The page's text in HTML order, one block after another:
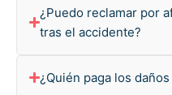
¿Puedo reclamar por
tras el accidente?
¿Quién paga los